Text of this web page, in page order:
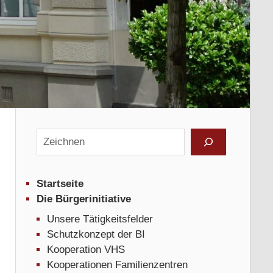
Suchen
Startseite
Die Bürgerinitiative
Unsere Tätigkeitsfelder
Schutzkonzept der BI
Kooperation VHS
Kooperationen Familienzentren